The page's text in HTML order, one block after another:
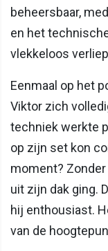
beheersbaar,
en het
vlekkeloos
Eenmaal op het
Viktor zich
techniek werkte
op zijn set kon
moment?
uit zijn dak ging.
hij enthousiast.
van de